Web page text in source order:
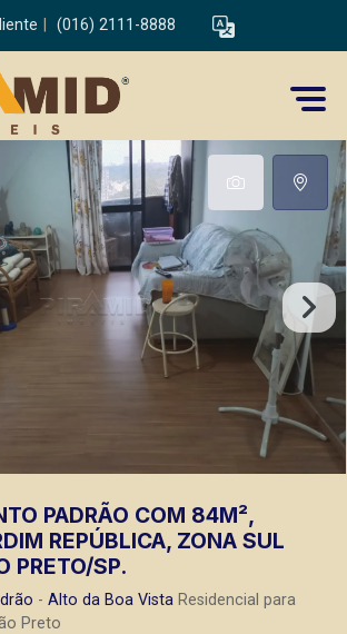
(016) 2111-8888
PADRÃO COM 84M²,
REPÚBLICA, ZONA SUL
PRETO/SP.
- Alto da Boa Vista Residencial para
Preto